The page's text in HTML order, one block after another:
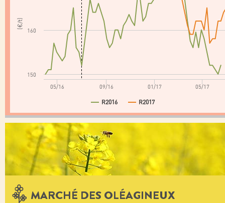
(€/t)
R2016 R2017
05/16 09/16 01/17 05/17
150
160
MARCHÉ DES OLÉAGINEUX